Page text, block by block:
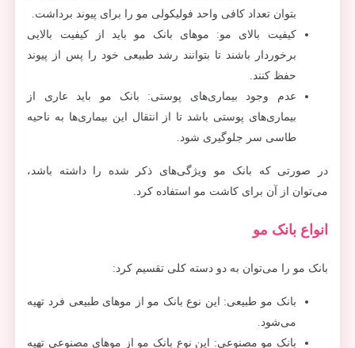
بتوان تعداد کافی واحد فولیکولی مو را برای پیوند برداشت.
کیفیت بالای مو: موهای بانک مو باید از کیفیت بالایی
برخوردار باشند تا بتوانند رشد طبیعی خود را پس از پیوند
حفظ کنند.
عدم وجود بیماری‌های پوستی: بانک مو باید عاری از
بیماری‌های پوستی باشد تا از انتقال این بیماری‌ها به ناحیه
طاسی سر جلوگیری شود.
در صورتی که بانک مو ویژگی‌های ذکر شده را داشته باشد،
می‌توان از آن برای کاشت مو استفاده کرد.
انواع بانک مو
بانک مو را می‌توان به دو دسته کلی تقسیم کرد:
بانک مو طبیعی: این نوع بانک مو از موهای طبیعی فرد تهیه
می‌شود.
بانک مو مصنوعی: این نوع بانک مو از موهای مصنوعی تهیه